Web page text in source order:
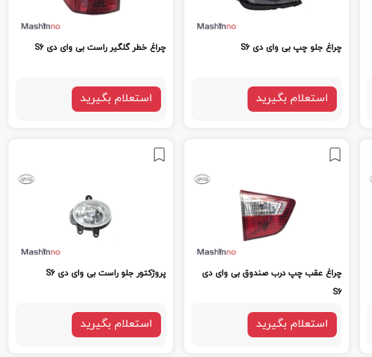
چراغ جلو چپ بی وای دی S6
استعلام بگیرید
چراغ خطر گلگیر راست بی وای دی S6
استعلام بگیرید
چراغ عقب چپ درب صندوق بی وای دی
S6
استعلام بگیرید
پروژکتور جلو راست بی وای دی S6
استعلام بگیرید